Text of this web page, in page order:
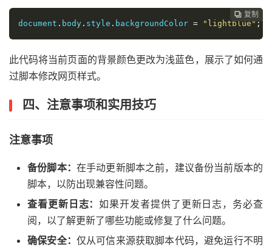
 复制
 复制
 复制
document . body . style . backgroundColor = "lightblue" ;
此代码将当前页面的背景颜色更改为浅蓝色，展示了如何通
过脚本修改网页样式。
四、注意事项和实用技巧
注意事项
备份脚本： 在手动更新脚本之前，建议备份当前版本的
脚本，以防出现兼容性问题。
查看更新日志：如果开发者提供了更新日志，务必查
阅，以了解更新了哪些功能或修复了什么问题。
确保安全： 仅从可信来源获取脚本代码，避免运行不明